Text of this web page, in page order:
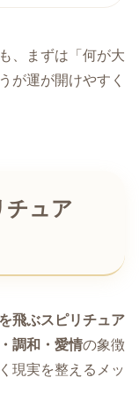
、まずは「何が大
が運が開けやすく
チュア
飛ぶスピリチュア
調和・愛情の象徴
現実を整えるメッ